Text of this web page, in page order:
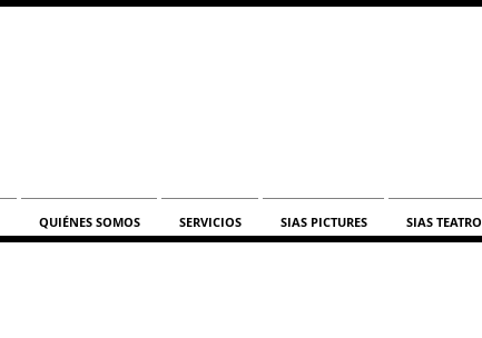
QUIÉNES SOMOS SERVICIOS SIAS PICTURES SIAS TEATRO